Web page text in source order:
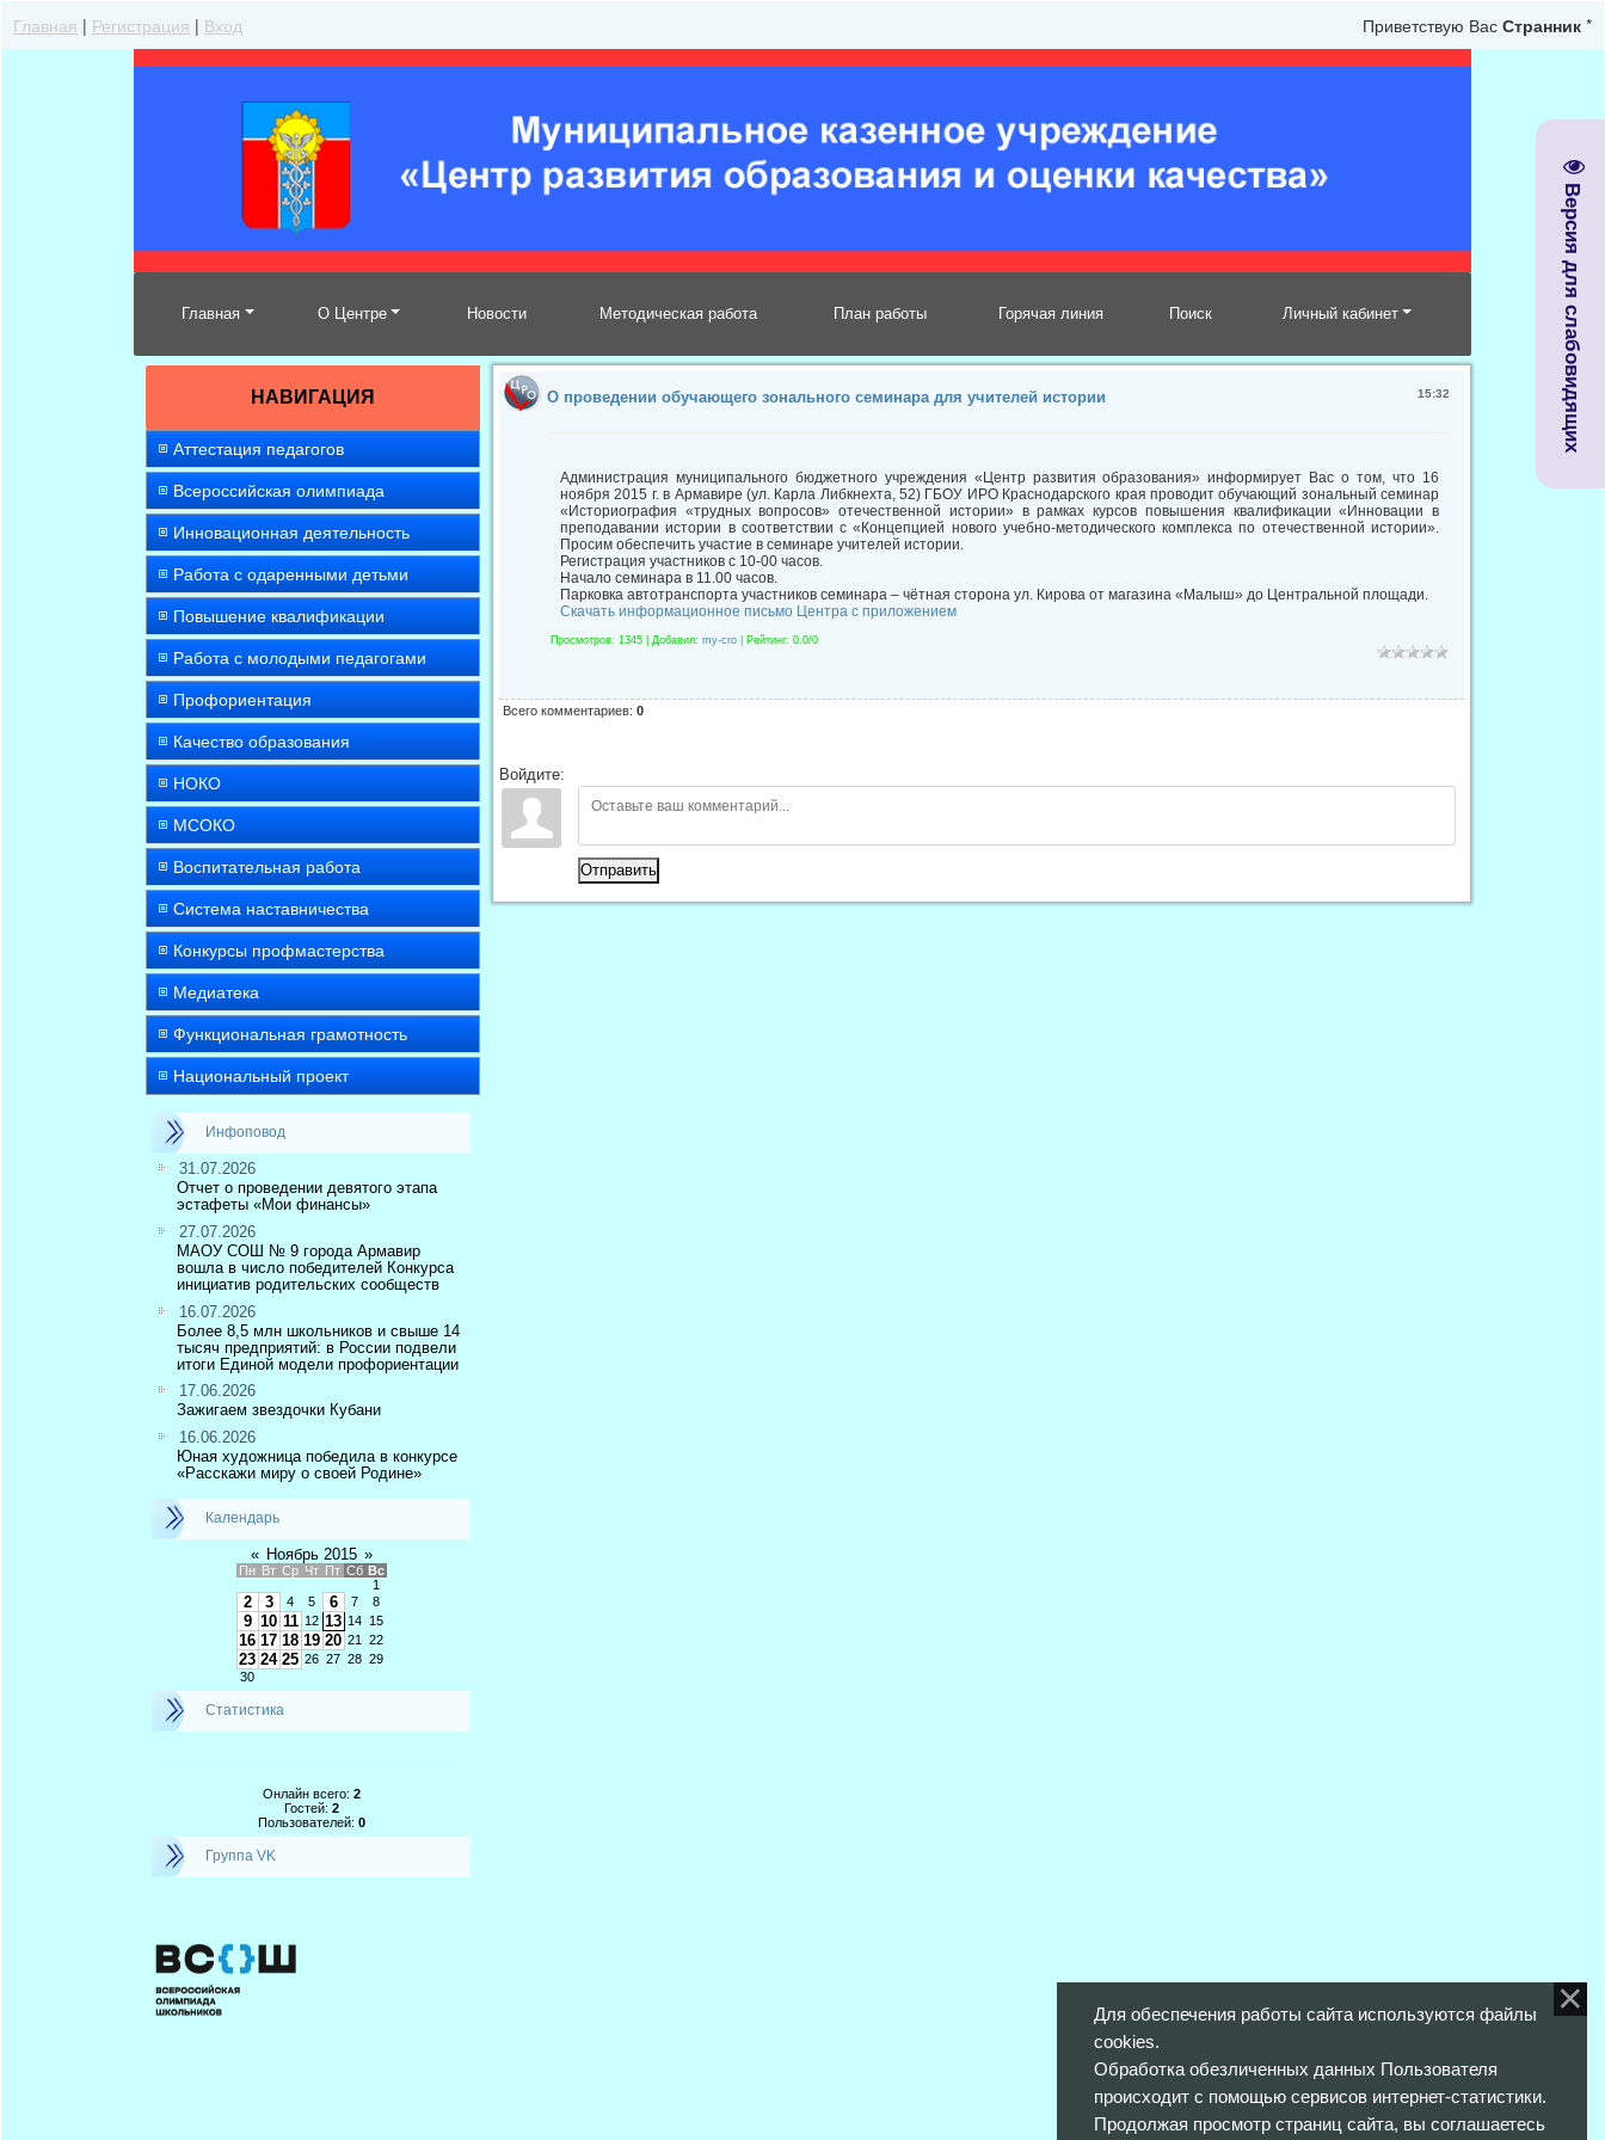
Версия для слабовидящих
Главная | Регистрация | Вход Приветствую Вас Странник *
Главная О Центре Новости Методическая работа План работы Горячая линия Поиск Личный кабинет
НАВИГАЦИЯ
Аттестация педагогов
Всероссийская олимпиада
Инновационная деятельность
Работа с одаренными детьми
Повышение квалификации
Работа с молодыми педагогами
Профориентация
Качество образования
НОКО
МСОКО
Воспитательная работа
Система наставничества
Конкурсы профмастерства
Медиатека
Функциональная грамотность
Национальный проект
Инфоповод
31.07.2026
Отчет о проведении девятого этапа
эстафеты «Мои финансы»
27.07.2026
МАОУ СОШ № 9 города Армавир
вошла в число победителей Конкурса
инициатив родительских сообществ
16.07.2026
Более 8,5 млн школьников и свыше 14
тысяч предприятий: в России подвели
итоги Единой модели профориентации
17.06.2026
Зажигаем звездочки Кубани
16.06.2026
Юная художница победила в конкурсе
«Расскажи миру о своей Родине»
Календарь
« Ноябрь 2015 »
Пн Вт Ср Чт Пт Сб Вс
1
2 3 4 5 6 7 8
9 10 11 12 13 14 15
16 17 18 19 20 21 22
23 24 25 26 27 28 29
30
Статистика
Онлайн всего: 2
Гостей: 2
Пользователей: 0
Группа VK
О проведении обучающего зонального семинара для учителей истории 15:32
Администрация муниципального бюджетного учреждения «Центр развития образования» информирует Вас о том, что 16
ноября 2015 г. в Армавире (ул. Карла Либкнехта, 52) ГБОУ ИРО Краснодарского края проводит обучающий зональный семинар
«Историография «трудных вопросов» отечественной истории» в рамках курсов повышения квалификации «Инновации в
преподавании истории в соответствии с «Концепцией нового учебно-методического комплекса по отечественной истории».
Просим обеспечить участие в семинаре учителей истории.
Регистрация участников с 10-00 часов.
Начало семинара в 11.00 часов.
Парковка автотранспорта участников семинара – чётная сторона ул. Кирова от магазина «Малыш» до Центральной площади.
Скачать информационное письмо Центра с приложением
Просмотров: 1345 | Добавил: my-cro Рейтинг: 0.0/0
Всего комментариев: 0
Войдите:
Отправить
Для обеспечения работы сайта используются файлы
cookies.
Обработка обезличенных данных Пользователя
происходит с помощью сервисов интернет-статистики.
Продолжая просмотр страниц сайта, вы соглашаетесь